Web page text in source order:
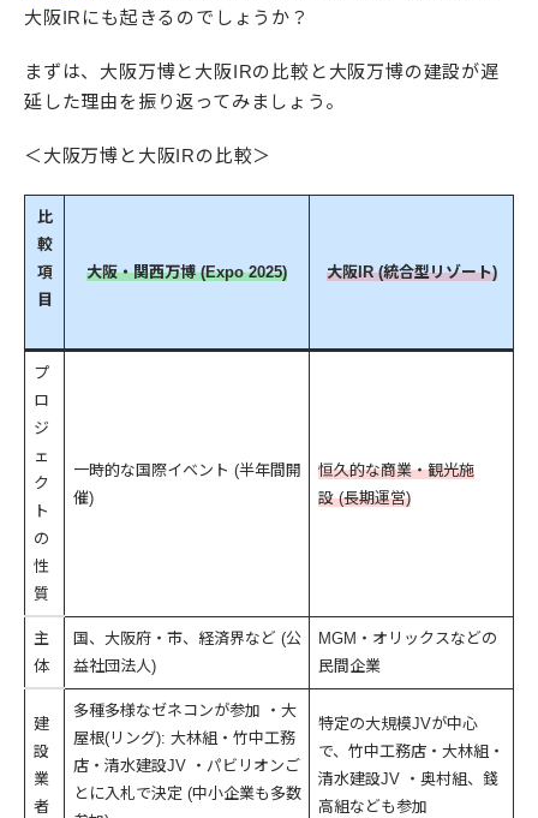
大阪IRにも起きるのでしょうか？
まずは、大阪万博と大阪IRの比較と大阪万博の建設が遅
延した理由を振り返ってみましょう。
＜大阪万博と大阪IRの比較＞
比
較
項
目
大阪・関西万博 (Expo 2025) 大阪IR (統合型リゾート)
プ
ロ
ジ
ェ
ク
ト
の
性
質
一時的な国際イベント (半年間開
催)
恒久的な商業・観光施
設 (長期運営)
主
体
国、大阪府・市、経済界など (公
益社団法人)
MGM・オリックスなどの
民間企業
建
設
業
者
多種多様なゼネコンが参加 ・大
屋根(リング): 大林組・竹中工務
店・清水建設JV ・パビリオンご
とに入札で決定 (中小企業も多数
特定の大規模JVが中心
で、竹中工務店・大林組・
清水建設JV ・奥村組、錢
高組なども参加